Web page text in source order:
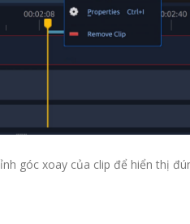
góc xoay của clip để hiển thị